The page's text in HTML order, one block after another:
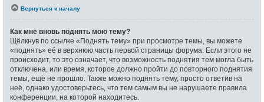
Вернуться к началу
Как мне вновь поднять мою тему?
Щёлкнув по ссылке «Поднять тему» при просмотре темы, вы можете
«поднять» её в верхнюю часть первой страницы форума. Если этого не
происходит, то это означает, что возможность поднятия тем могла быть
отключена, или время, которое должно пройти до повторного поднятия
темы, ещё не прошло. Также можно поднять тему, просто ответив на
неё, однако удостоверьтесь, что тем самым вы не нарушаете правила
конференции, на которой находитесь.